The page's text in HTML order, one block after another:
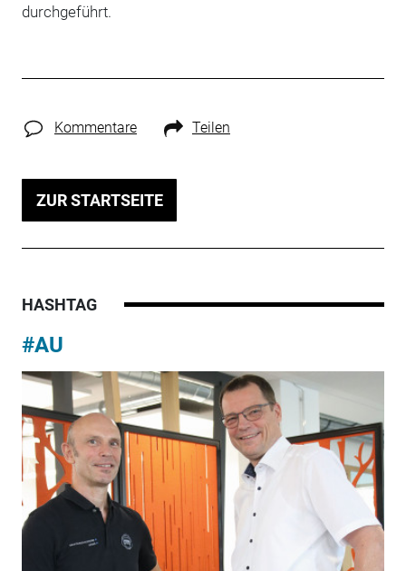
durchgeführt.
Kommentare Teilen
ZUR STARTSEITE
HASHTAG
#AU